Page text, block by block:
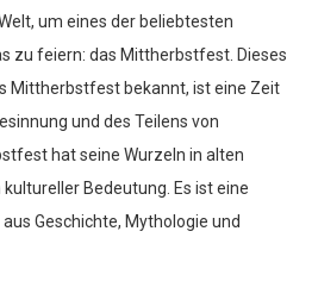
um eines der beliebtesten
zu feiern: das Mittherbstfest. Dieses
Mittherbstfest bekannt, ist eine Zeit
und des Teilens von
hat seine Wurzeln in alten
Bedeutung. Es ist eine
Geschichte, Mythologie und